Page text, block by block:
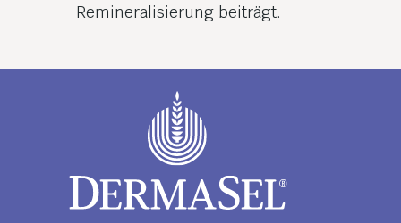
Remineralisierung beiträgt.